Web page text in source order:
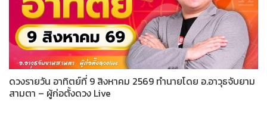
ดวงรายวัน อาทิตย์ที่ 9 สิงหาคม 2569 ทำนายโดย อ.อาวุธจับยาม
สามตา – ผู้ก่อตั้งดวง Live